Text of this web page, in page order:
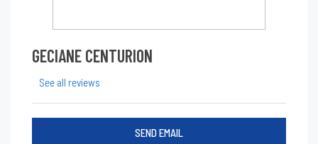
GECIANE CENTURION
See all reviews
SEND EMAIL